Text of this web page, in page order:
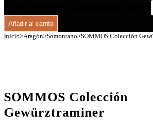
Añadir al carrito
Inicio>Aragón>Somontano>SOMMOS Colección
SOMMOS Colección
Gewürztraminer